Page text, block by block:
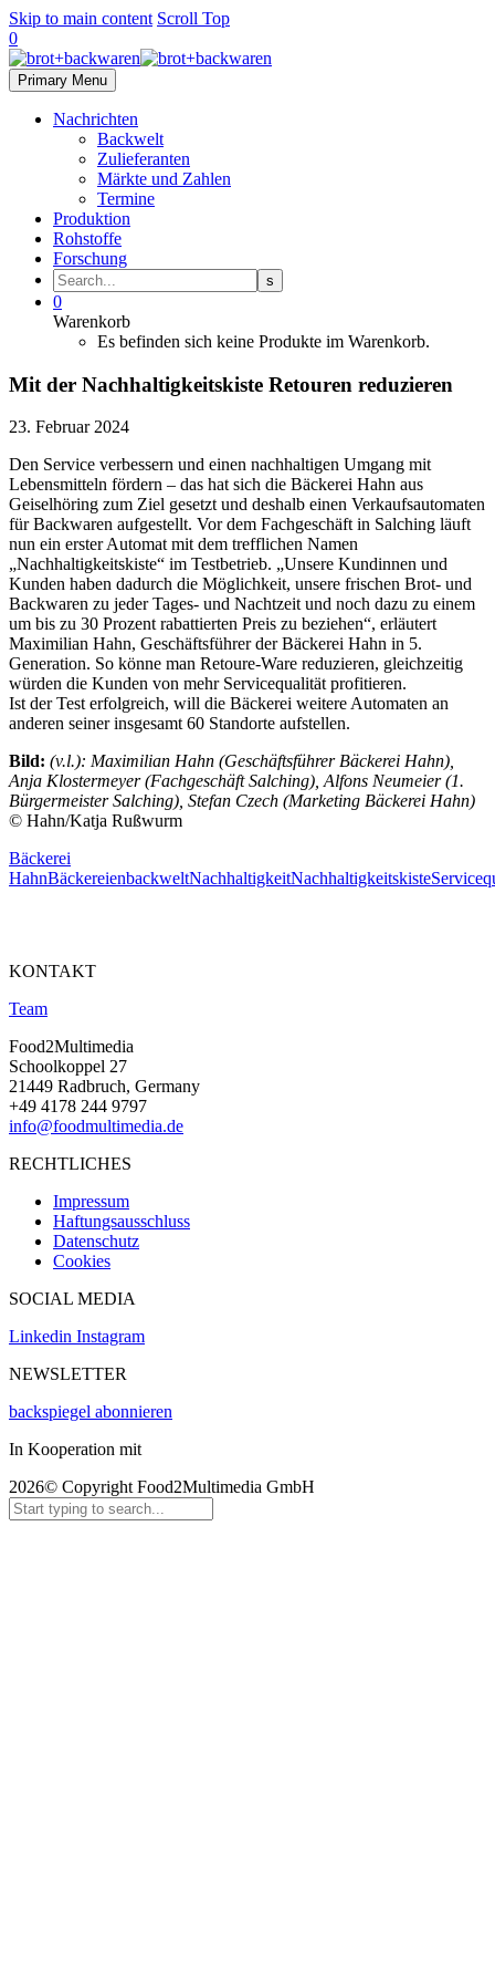
Skip to main content Scroll Top
0
Primary Menu
Nachrichten
Backwelt
Zulieferanten
Märkte und Zahlen
Termine
Produktion
Rohstoffe
Forschung
0
Warenkorb
Es befinden sich keine Produkte im Warenkorb.
Mit der Nachhaltigkeitskiste Retouren reduzieren
23. Februar 2024
Den Service verbessern und einen nachhaltigen Umgang mit
Lebensmitteln fördern – das hat sich die Bäckerei Hahn aus
Geiselhöring zum Ziel gesetzt und deshalb einen Verkaufsautomaten
für Backwaren aufgestellt. Vor dem Fachgeschäft in Salching läuft
nun ein erster Automat mit dem trefflichen Namen
„Nachhaltigkeitskiste“ im Testbetrieb. „Unsere Kundinnen und
Kunden haben dadurch die Möglichkeit, unsere frischen Brot- und
Backwaren zu jeder Tages- und Nachtzeit und noch dazu zu einem
um bis zu 30 Prozent rabattierten Preis zu beziehen“, erläutert
Maximilian Hahn, Geschäftsführer der Bäckerei Hahn in 5.
Generation. So könne man Retoure-Ware reduzieren, gleichzeitig
würden die Kunden von mehr Servicequalität profitieren.
Ist der Test erfolgreich, will die Bäckerei weitere Automaten an
anderen seiner insgesamt 60 Standorte aufstellen.
Bild: (v.l.): Maximilian Hahn (Geschäftsführer Bäckerei Hahn),
Anja Klostermeyer (Fachgeschäft Salching), Alfons Neumeier (1.
Bürgermeister Salching), Stefan Czech (Marketing Bäckerei Hahn)
© Hahn/Katja Rußwurm
Bäckerei
HahnBäckereienbackweltNachhaltigkeitNachhaltigkeitskiste
KONTAKT
Team
Food2Multimedia
Schoolkoppel 27
21449 Radbruch, Germany
+49 4178 244 9797
info@foodmultimedia.de
RECHTLICHES
Impressum
Haftungsausschluss
Datenschutz
Cookies
SOCIAL MEDIA
Linkedin Instagram
NEWSLETTER
backspiegel abonnieren
In Kooperation mit
2026© Copyright Food2Multimedia GmbH